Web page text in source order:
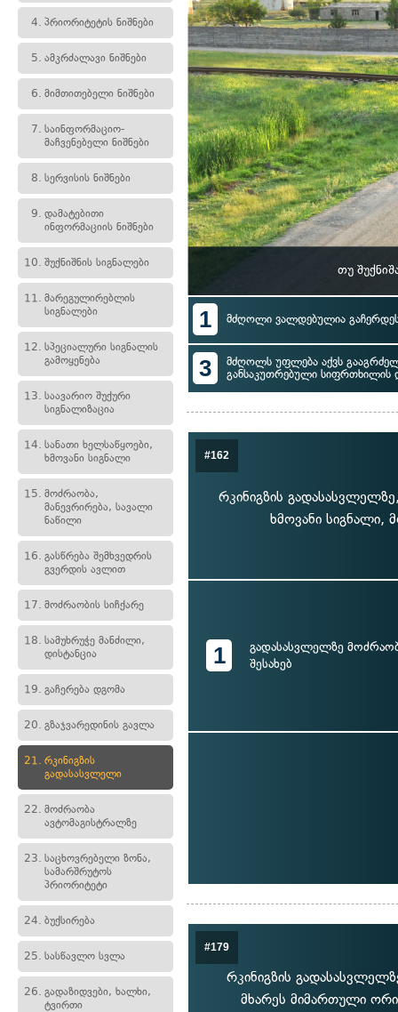
4. პრიორიტეტის ნიშნები
5. ამკრძალავი ნიშნები
6. მიმთითებელი ნიშნები
7. საინფორმაციო-
მაჩვენებელი ნიშნები
8. სერვისის ნიშნები
9. დამატებითი
ინფორმაციის ნიშნები
10. შუქნიშნის სიგნალები
11. მარეგულირებლის
სიგნალები
12. სპეციალური სიგნალის
გამოყენება
13. საავარიო შუქური
სიგნალიზაცია
14. სანათი ხელსაწყოები,
ხმოვანი სიგნალი
15. მოძრაობა,
მანევრირება, სავალი
ნაწილი
16. გასწრება შემხვედრის
გვერდის ავლით
17. მოძრაობის სიჩქარე
18. სამუხრუჭე მანძილი,
დისტანცია
19. გაჩერება დგომა
20. გზაჯვარედინის გავლა
21. რკინიგზის
გადასასვლელი
22. მოძრაობა
ავტომაგისტრალზე
23. საცხოვრებელი ზონა,
სამარშრუტოს
პრიორიტეტი
24. ბუქსირება
25. სასწავლო სვლა
26. გადაზიდვები, ხალხი,
ტვირთი
თუ
1 მძღოლი ვალდებულია გაჩერდეს
3
მძღოლს უფლება აქვს
განსაკუთრებული სიფრთხილის
#162
რკინიგზის
ხმოვანი სიგნალი,
1
გადასასვლელზე
შესახებ
#179
რკინიგზის
მხარეს მიმართული